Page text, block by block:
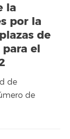
la
por la
de
el
de
de